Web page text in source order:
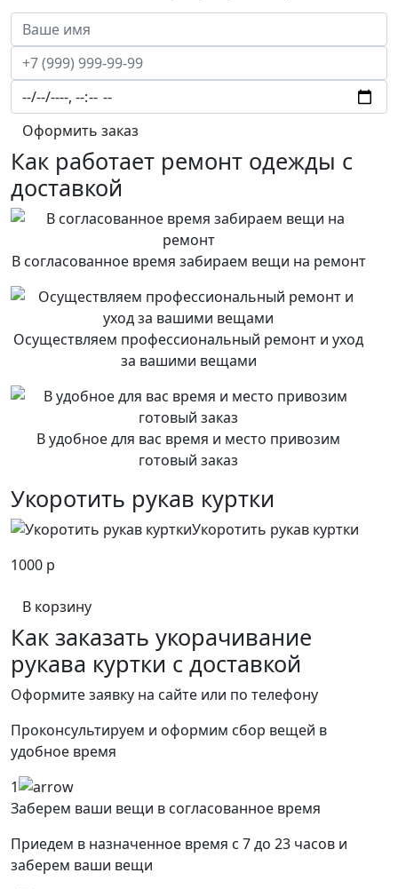
Оформить заказ
Как работает ремонт одежды с
доставкой
В согласованное время забираем вещи на ремонт
Осуществляем профессиональный ремонт и уход
за вашими вещами
В удобное для вас время и место привозим
готовый заказ
Укоротить рукав куртки
Укоротить рукав куртки
1000 р
В корзину
Как заказать укорачивание
рукава куртки с доставкой
Оформите заявку на сайте или по телефону
Проконсультируем и оформим сбор вещей в
удобное время
1
Заберем ваши вещи в согласованное время
Приедем в назначенное время с 7 до 23 часов и
заберем ваши вещи